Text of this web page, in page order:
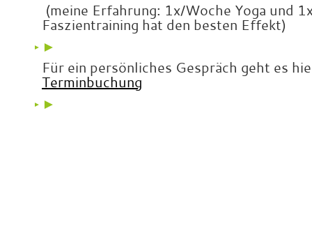
(meine Erfahrung: 1x/Woche Yoga und
Faszientraining hat den besten Effekt)
► ►
Für ein persönliches Gespräch geht es
Terminbuchung
► ►